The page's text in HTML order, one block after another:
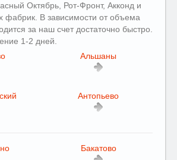
Октябрь, Рот-Фронт, Акконд и
фабрик. В зависимости от объема
за наш счет достаточно быстро.
1-2 дней.
Альшаны
Антопьево
Бакатово